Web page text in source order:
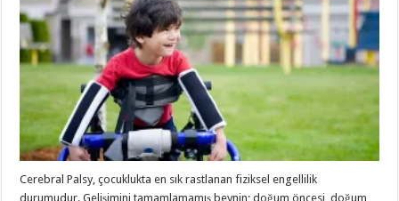
Cerebral Palsy, çocuklukta en sık rastlanan fiziksel engellilik
durumudur. Gelişimini tamamlamamış beynin; doğum öncesi, doğum